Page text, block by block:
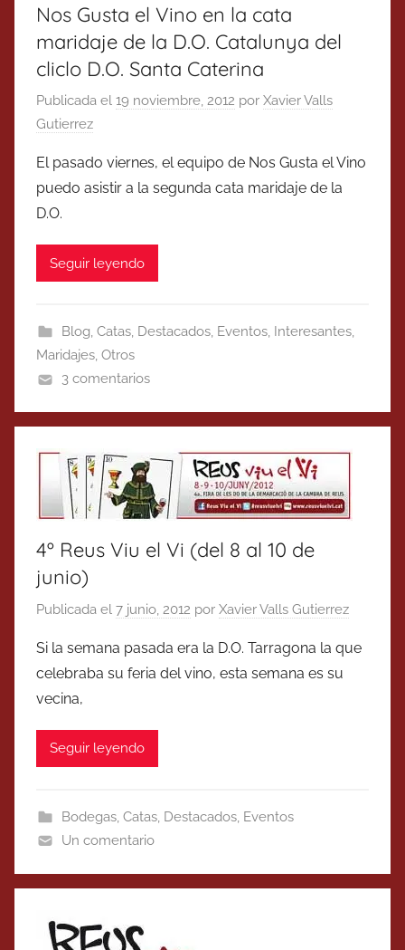
Nos Gusta el Vino en la cata
maridaje de la D.O. Catalunya del
cliclo D.O. Santa Caterina
Publicada el 19 noviembre, 2012 por Xavier Valls
Gutierrez
El pasado viernes, el equipo de Nos Gusta el Vino
puedo asistir a la segunda cata maridaje de la
D.O.
Seguir leyendo
Blog, Catas, Destacados, Eventos, Interesantes,
Maridajes, Otros
3 comentarios
4º Reus Viu el Vi (del 8 al 10 de
junio)
Publicada el 7 junio, 2012 por Xavier Valls Gutierrez
Si la semana pasada era la D.O. Tarragona la que
celebraba su feria del vino, esta semana es su
vecina,
Seguir leyendo
Bodegas, Catas, Destacados, Eventos
Un comentario